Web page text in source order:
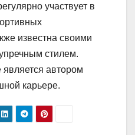
участвует в
известна своими
стилем.
автором
карьере.